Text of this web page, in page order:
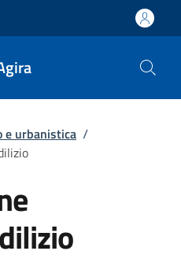
e urbanistica /